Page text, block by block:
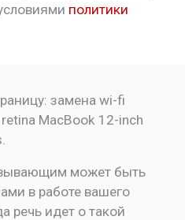
политики
замена wi-fi
MacBook 12-inch
может быть
в работе вашего
речь идет о такой